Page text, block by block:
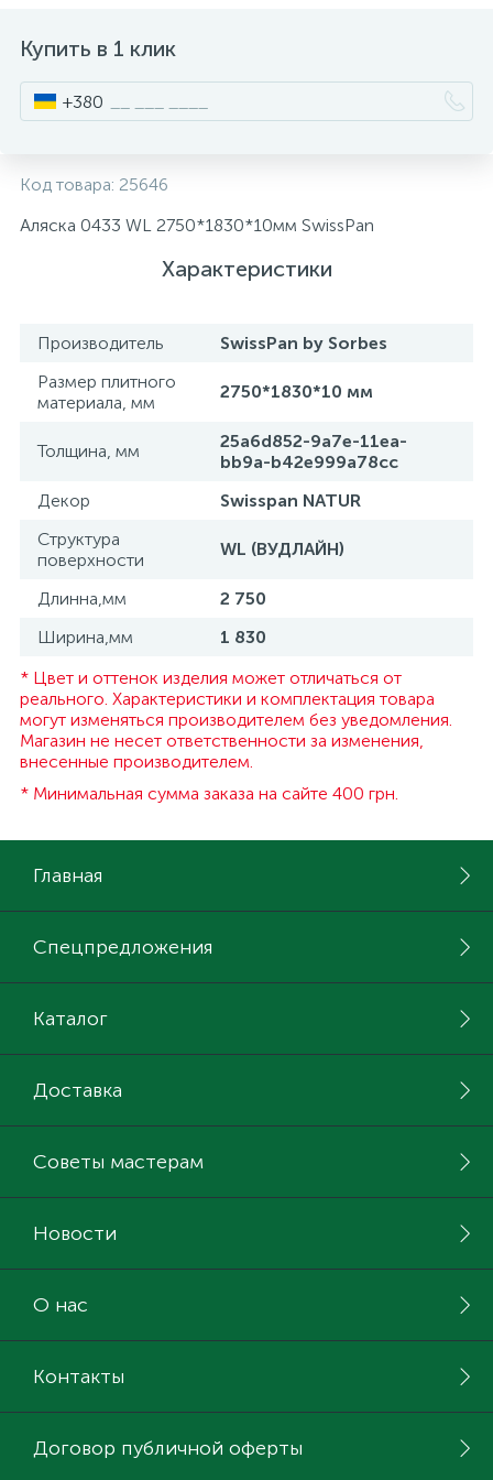
Купить в 1 клик
+380
Код товара: 25646
Аляска 0433 WL 2750*1830*10мм SwissPan
Характеристики
Производитель
SwissPan by Sorbes
Размер плитного
материала, мм
2750*1830*10 мм
Толщина, мм
25a6d852-9a7e-11ea-
bb9a-b42e999a78cc
Декор
Swisspan NATUR
Структура
поверхности
WL (ВУДЛАЙН)
Длинна,мм
2 750
Ширина,мм
1 830
* Цвет и оттенок изделия может отличаться от
реального. Характеристики и комплектация товара
могут изменяться производителем без уведомления.
Магазин не несет ответственности за изменения,
внесенные производителем.
* Минимальная сумма заказа на сайте 400 грн.
Главная
Спецпредложения
Каталог
Доставка
Советы мастерам
Новости
О нас
Контакты
Договор публичной оферты
ИНСТРУМЕНТ И РАСХОДНЫЕ МАТЕРИАЛЫ
КУХОННАЯ ТЕХНИКА
Меблі
Фурнитура для кроватей